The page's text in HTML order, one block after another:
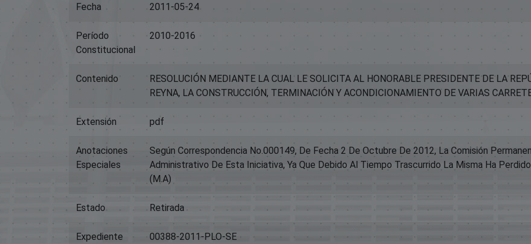
Fecha 2011-05-24
Período
Constitucional
2010-2016
Contenido
RESOLUCIÓN MEDIANTE LA CUAL LE SOLICITA AL HONORABLE PRESIDENTE DE LA
REYNA, LA CONSTRUCCIÓN, TERMINACIÓN Y ACONDICIONAMIENTO DE VARIAS
Extensión pdf
Anotaciones
Especiales
Según Correspondencia No.000149, De Fecha 2 De Octubre De 2012, La Comisión
Administrativo De Esta Iniciativa, Ya Que Debido Al Tiempo Trascurrido La Misma Ha
(M.A)
Estado Retirada
Expediente 00388-2011-PLO-SE